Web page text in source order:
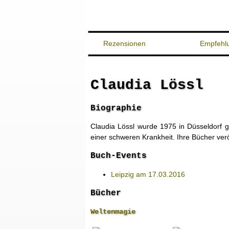
Rezensionen
Claudia Lössl
Biographie
Claudia Lössl wurde 1975 in Düsseldorf
einer schweren Krankheit. Ihre Bücher
Buch-Events
Leipzig am 17.03.2016
Bücher
Weltenmagie